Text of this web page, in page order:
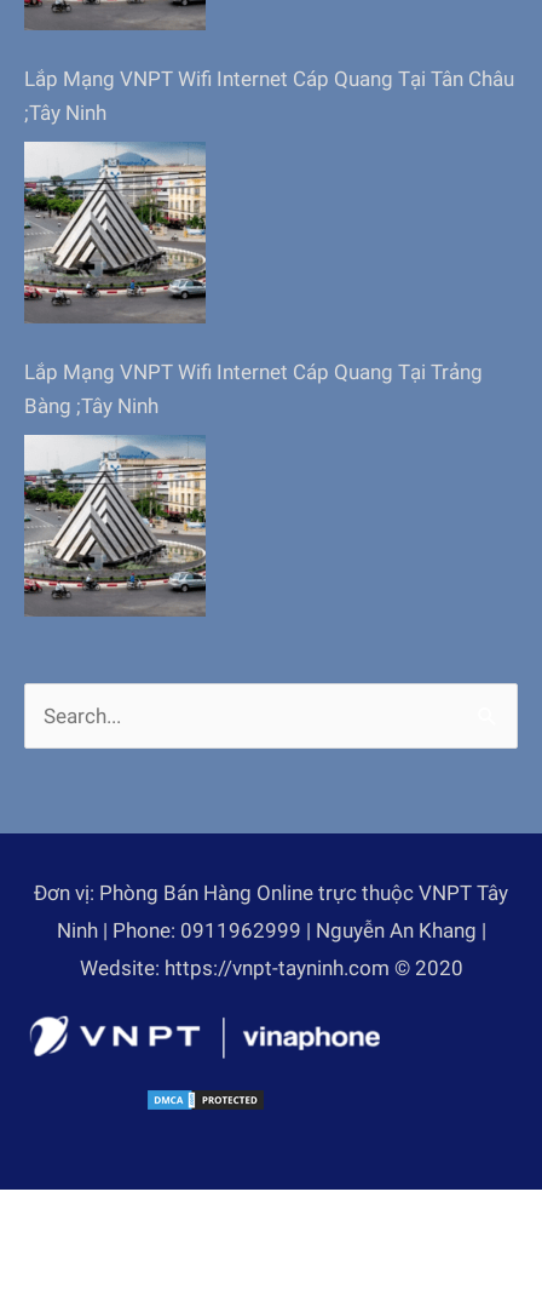
Lắp Mạng VNPT Wifi Internet Cáp Quang Tại Tân Châu
;Tây Ninh
Lắp Mạng VNPT Wifi Internet Cáp Quang Tại Trảng
Bàng ;Tây Ninh
Search
for:
Đơn vị: Phòng Bán Hàng Online trực thuộc VNPT Tây
Ninh | Phone: 0911962999 | Nguyễn An Khang |
Wedsite: https://vnpt-tayninh.com © 2020